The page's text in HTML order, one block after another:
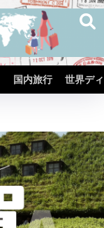
国内旅行 世界デ